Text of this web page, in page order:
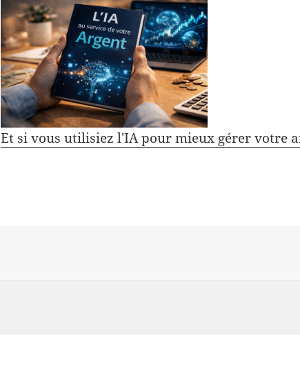
Et si vous utilisiez l'IA pour mieux gérer votre